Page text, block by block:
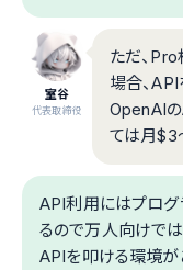
室谷
代表取締役
ただ、
場合、
OpenAI
ては月$3
API利用にはプログ
るので万人向けで
APIを叩ける環境